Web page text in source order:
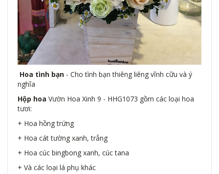
Hoa tình bạn - Cho tình bạn thiêng liêng vĩnh cữu và ý
nghĩa
Hộp hoa Vườn Hoa Xinh 9 - HHG1073 gồm các loại hoa
tươi:
+ Hoa hồng trứng
+ Hoa cát tường xanh, trắng
+ Hoa cúc bingbong xanh, cúc tana
+ Và các loại lá phụ khác